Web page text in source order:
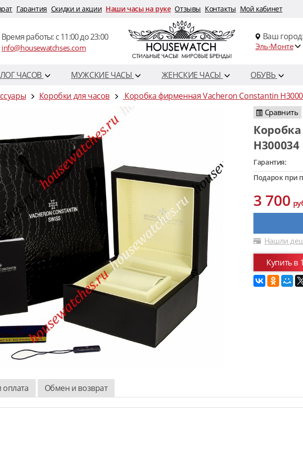
Гарантия Скидки и акции Наши часы на руке Отзывы Контакты Мой кабинет
Время работы: c 11:00 до 23:00
info@housewatchses.com
Ваш
Эль-Монте
ЧАСОВ МУЖСКИЕ ЧАСЫ ЖЕНСКИЕ ЧАСЫ
ОБУВЬ
Коробки для часов Коробка фирменная Vacheron Constantin
Сравнить
Коробка фирменная Vacheron Constantin
H300034
Гарантия:
Подарок при
3 700
Нашли
Купить в
оплата Обмен и возврат